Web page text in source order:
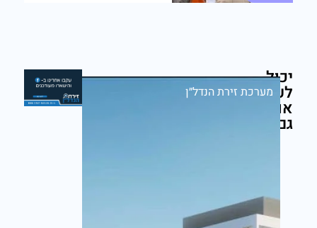
יכול
לעניין
אותך
גם
מערכת זירת הנדל״ן